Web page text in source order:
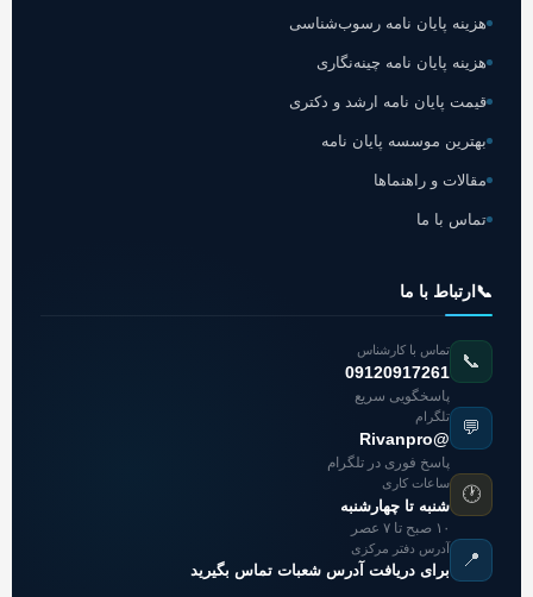
هزینه پایان نامه رسوب‌شناسی
هزینه پایان نامه چینه‌نگاری
قیمت پایان نامه ارشد و دکتری
بهترین موسسه پایان نامه
مقالات و راهنماها
تماس با ما
📞 ارتباط با ما
📞
تماس با کارشناس
09120917261
پاسخگویی سریع
💬
تلگرام
@Rivanpro
پاسخ فوری در تلگرام
🕐
ساعات کاری
شنبه تا چهارشنبه
۱۰ صبح تا ۷ عصر
📍
آدرس دفتر مرکزی
برای دریافت آدرس شعبات تماس بگیرید